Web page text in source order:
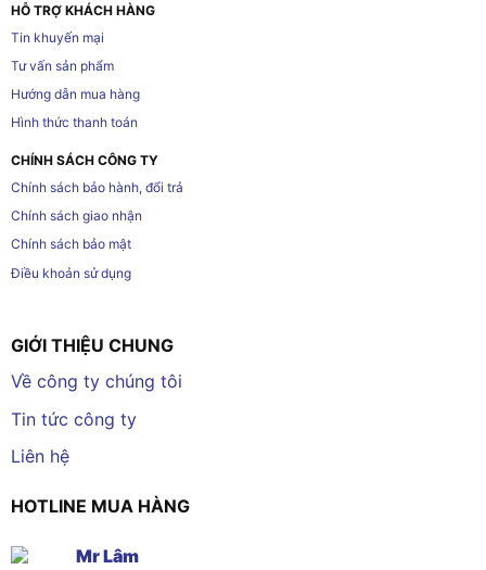
HỖ TRỢ KHÁCH HÀNG
Tin khuyến mại
Tư vấn sản phẩm
Hướng dẫn mua hàng
Hình thức thanh toán
CHÍNH SÁCH CÔNG TY
Chính sách bảo hành, đổi trả
Chính sách giao nhận
Chính sách bảo mật
Điều khoản sử dụng
GIỚI THIỆU CHUNG
Về công ty chúng tôi
Tin tức công ty
Liên hệ
HOTLINE MUA HÀNG
Mr Lâm